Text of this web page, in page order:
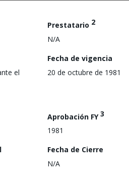
Prestatario 2
N/A
el
Fecha de vigencia
20 de octubre de 1981
Aprobación FY3
1981
Fecha de Cierre
N/A